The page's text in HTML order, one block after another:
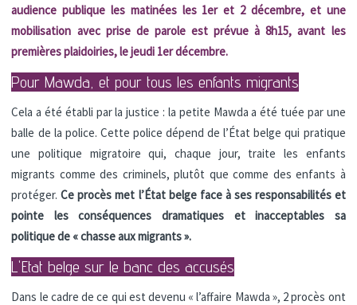
audience publique les matinées les 1er et 2 décembre, et une
mobilisation avec prise de parole est prévue à 8h15, avant les
premières plaidoiries, le jeudi 1er décembre.
Pour Mawda, et pour tous les enfants migrants
Cela a été établi par la justice : la petite Mawda a été tuée par une
balle de la police. Cette police dépend de l’État belge qui pratique
une politique migratoire qui, chaque jour, traite les enfants
migrants comme des criminels, plutôt que comme des enfants à
protéger.Ce procès met l’État belge face à ses responsabilités et
pointe les conséquences dramatiques et inacceptables sa
politique de « chasse aux migrants ».
L'Etat belge sur le banc des accusés
Dans le cadre de ce qui est devenu « l’affaire Mawda », 2 procès ont